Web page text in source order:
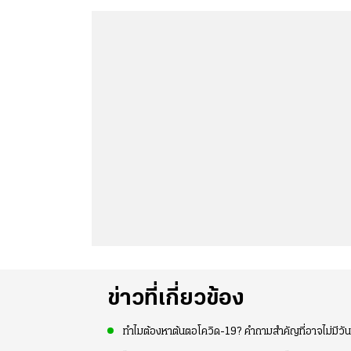
ข่าวที่เกี่ยวข้อง
ทำไมต้องหาต้นตอโควิด-19? คำถามสำคัญที่อาจไม่มีวั